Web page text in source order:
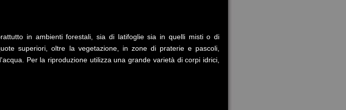
in ambienti forestali, sia di latifoglie sia in quelli misti o di
superiori, oltre la vegetazione, in zone di praterie e pascoli,
Per la riproduzione utilizza una grande varietà di corpi idrici,